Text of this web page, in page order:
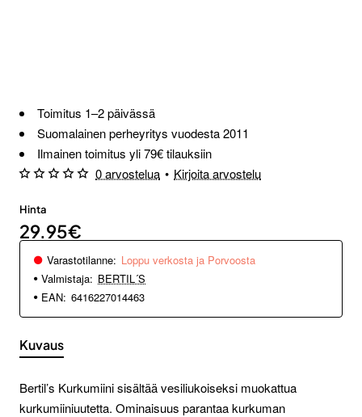
Toimitus 1–2 päivässä
Suomalainen perheyritys vuodesta 2011
Ilmainen toimitus yli 79€ tilauksiin
0 arvostelua • Kirjoita arvostelu
Hinta
29.95€
Varastotilanne: Loppu verkosta ja Porvoosta
Valmistaja: BERTIL´S
EAN: 6416227014463
Kuvaus
Bertil’s Kurkumiini sisältää vesiliukoiseksi muokattua
kurkumiiniuutetta. Ominaisuus parantaa kurkuman